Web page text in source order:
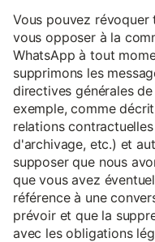
Vous pouvez
vous opposer à la
WhatsApp à tout
supprimons les
directives générales
exemple, comme
relations
d'archivage, etc.) et
supposer que nous
que vous avez
référence à une
prévoir et que la
avec les obligations